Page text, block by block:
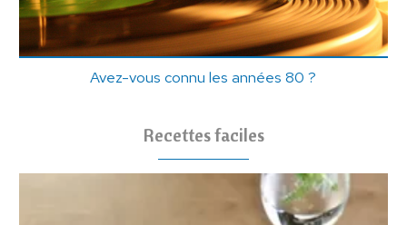
Avez-vous connu les années 80 ?
Recettes faciles